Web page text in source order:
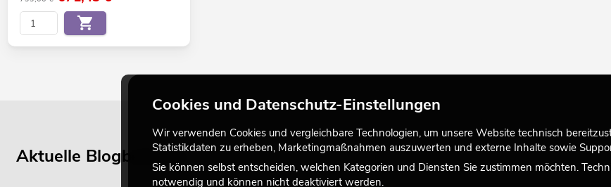
Aktuelle Blogbeiträge
Cookies und Datenschutz-Einstellungen
Wir verwenden Cookies und vergleichbare Technologien, um unsere Website technisch
Statistikdaten zu erheben, Marketingmaßnahmen auszuwerten und externe Inhalte sowie
Sie können selbst entscheiden, welchen Kategorien und Diensten Sie zustimmen möchten.
notwendig und können nicht deaktiviert werden.